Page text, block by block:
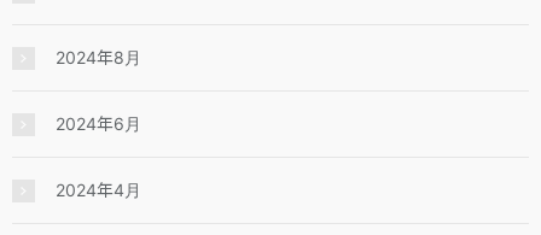
2024年8月
2024年6月
2024年4月